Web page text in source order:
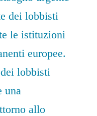
dei lobbisti
le istituzioni
europee.
lobbisti
una
allo